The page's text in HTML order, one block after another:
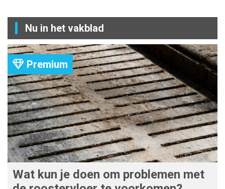
Nu in het vakblad
Premium
Wat kun je doen om problemen met